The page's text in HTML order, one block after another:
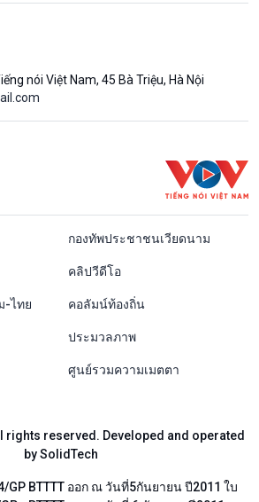
nói Việt Nam, 45 Bà Triệu, Hà Nội
Thái
กองทัพประชาชนเวียดนาม
คลิปวีดีโอ
-ไทย คอลัมน์ท้องถิ่น
ประมวลภาพ
ศูนย์รวมความเมตตา
rights reserved. Developed and operated
by SolidTech
BTTTT ออก ณ วันที่5กันยายน ปี2011 ใบ